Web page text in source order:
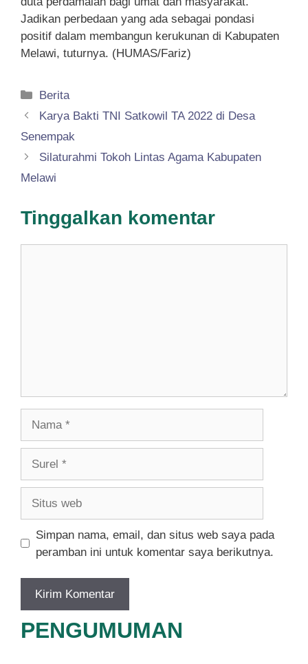
Jadikan perbedaan yang ada sebagai pondasi
positif dalam membangun kerukunan di Kabupaten
Melawi, tuturnya. (HUMAS/Fariz)
Kategori
Berita
Karya Bakti TNI Satkowil TA 2022 di Desa
Senempak
Silaturahmi Tokoh Lintas Agama Kabupaten
Melawi
Tinggalkan komentar
Simpan nama, email, dan situs web saya pada
peramban ini untuk komentar saya berikutnya.
PENGUMUMAN